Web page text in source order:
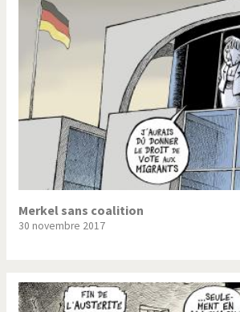
Trump II Un
Vous avez dit "Islam"?
Merkel sans coalition
30 novembre 2017